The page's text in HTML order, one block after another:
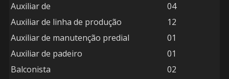
Auxiliar de
04
Auxiliar de linha de produção
12
Auxiliar de manutenção predial
01
Auxiliar de padeiro
01
Balconista
02